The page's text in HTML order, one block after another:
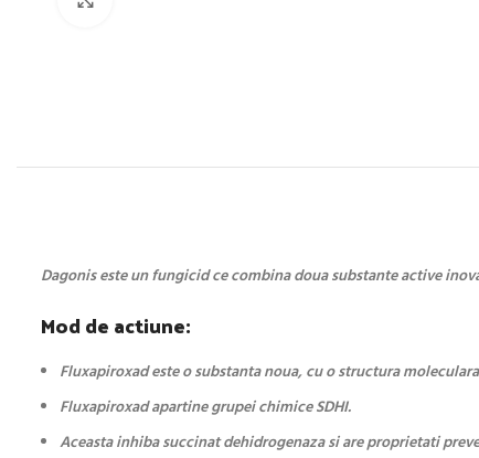
Dagonis este un fungicid cecombina doua substante active
Mod de actiune:
Fluxapiroxad este o substanta noua, cu o structura
Fluxapiroxad apartine grupei chimice SDHI.
Aceasta inhiba succinat dehidrogenaza si are proprietati